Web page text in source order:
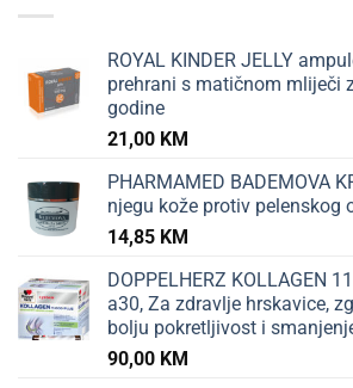
ROYAL KINDER JELLY
prehrani s matičnom mliječi
godine
21,00 KM
PHARMAMED BADEMOVA
njegu kože protiv pelenskog
14,85 KM
DOPPELHERZ KOLLAGEN
a30, Za zdravlje hrskavice,
bolju pokretljivost i
90,00 KM